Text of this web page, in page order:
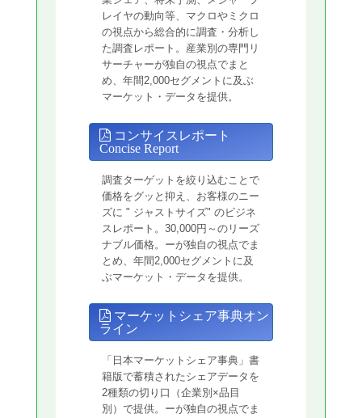
レイヤの動向等、マクロやミクロ
の視点から総合的に調査・分析し
た調査レポート。産業別の専門リ
サーチャーが独自の視点でまと
め、年間2,000セグメントに及ぶ
マーケット・データを提供。
コンサイスレポート
Concise Report
調査ターゲットを絞り込むことで
価格をグッと抑え、お客様のニー
ズに " ジャストサイズ" のビジネ
スレポート。30,000円～のリーズ
ナブル価格。ーが独自の視点でま
とめ、年間2,000セグメントに及
ぶマーケット・データを提供。
マーケットシェア事典オン
ライン
「日本マーケットシェア事典」書
籍版で蓄積されたシェアデータを
2種類の切り口（企業別×品目
別）で提供。ーが独自の視点でま